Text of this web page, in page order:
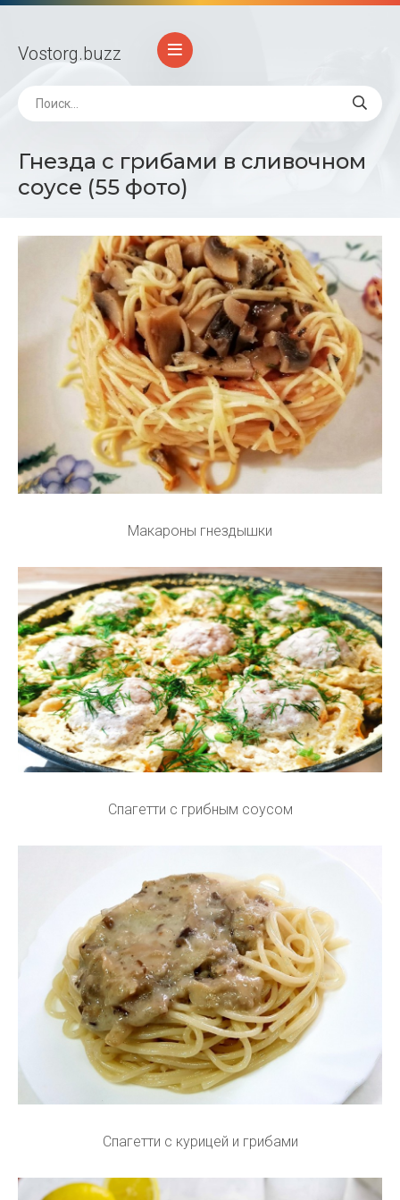
Vostorg.buzz
Гнезда с грибами в сливочном
соусе (55 фото)
Макароны гнездышки
Спагетти с грибным соусом
Спагетти с курицей и грибами